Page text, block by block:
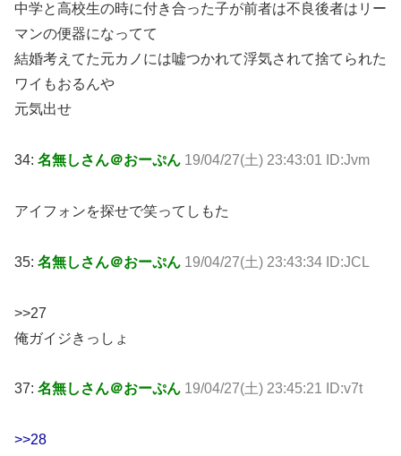
中学と高校生の時に付き合った子が前者は不良後者はリー
マンの便器になってて
結婚考えてた元カノには嘘つかれて浮気されて捨てられた
ワイもおるんや
元気出せ
34: 名無しさん＠おーぷん 19/04/27(土) 23:43:01 ID:Jvm
アイフォンを探せで笑ってしもた
35: 名無しさん＠おーぷん 19/04/27(土) 23:43:34 ID:JCL
>>27
俺ガイジきっしょ
37: 名無しさん＠おーぷん 19/04/27(土) 23:45:21 ID:v7t
>>28